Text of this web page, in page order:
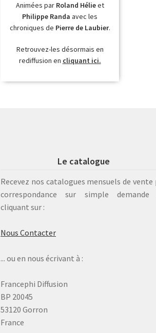
Animées par Roland Hélieet
Philippe Randa avec les
chroniques de Pierre de Laubier.
Retrouvez-les désormais en
rediffusion en cliquant ici.
Le catalogue
Recevez nos catalogues mensuels de vente
correspondance sur simple demande
cliquant sur :
Nous Contacter
... ou en nous écrivant à :
Francephi Diffusion
BP 20045
53120 Gorron
France